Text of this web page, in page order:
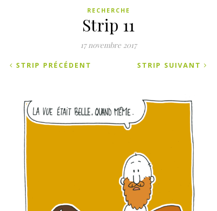
RECHERCHE
Strip 11
17 novembre 2017
STRIP SUIVANT
STRIP PRÉCÉDENT